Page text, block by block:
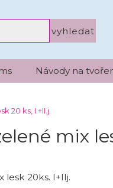
Návody na
20 ks, I.+II.j.
mix
lesk 20ks. I+IIj.